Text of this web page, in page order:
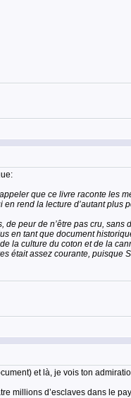
que ce livre raconte les
en rend la lecture d’autant plus
peur de n’être pas cru,
en tant que document
la culture du coton et de la
était assez courante,
et là, je vois ton
millions d’esclaves dans le